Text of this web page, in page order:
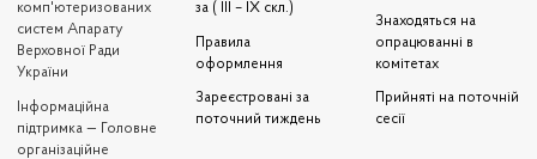
комп'ютеризованих
систем Апарату
Верховної Ради
України
Iнформаційна
підтримка — Головне
організаційне
за ( III – IX скл.)
Правила
оформлення
Зареєстровані за
поточний тиждень
Знаходяться на
опрацюванні в
комітетах
Прийняті на поточній
сесії